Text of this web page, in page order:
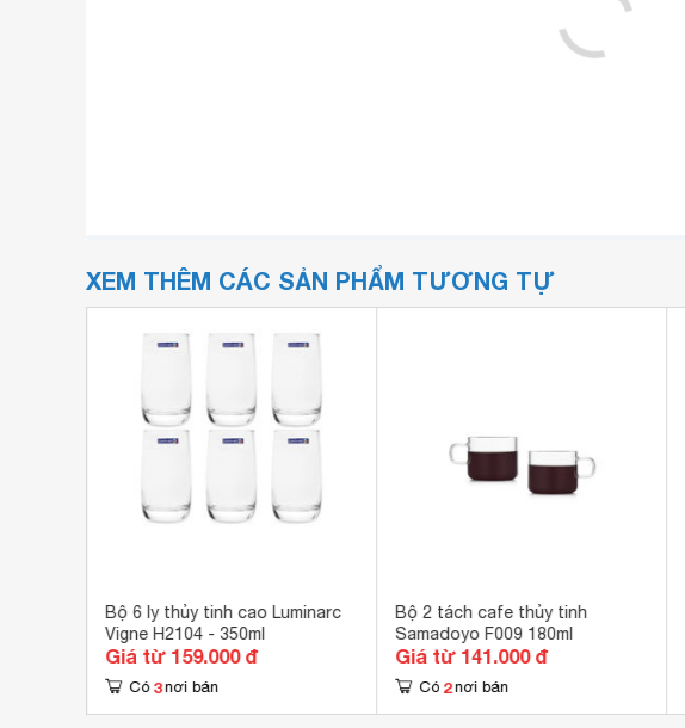
XEM THÊM CÁC SẢN PHẨM TƯƠNG TỰ
Bộ 6 ly thủy tinh cao Luminarc
Vigne H2104 - 350ml
Giá từ 159.000 đ
Có 3 nơi bán
Bộ 2 tách cafe thủy tinh
Samadoyo F009 180ml
Giá từ 141.000 đ
Có 2 nơi bán